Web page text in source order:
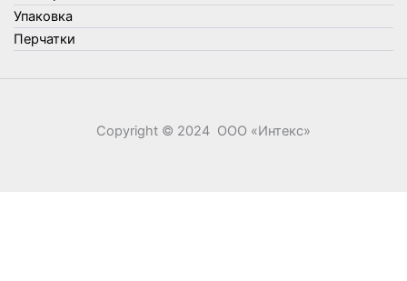
Элементы питания
Упаковка
Перчатки
Copyright © 2024 ООО «‎Интекс»‎